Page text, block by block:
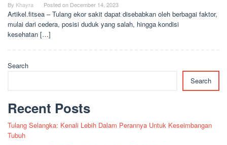
By Khayra Posted on December 14, 2023
Artikel.fitsea – Tulang ekor sakit dapat disebabkan oleh berbagai faktor,
mulai dari cedera, posisi duduk yang salah, hingga kondisi
kesehatan […]
Search
Search
Recent Posts
Tulang Selangka: Kenali Lebih Dalam Perannya Untuk Keseimbangan
Tubuh